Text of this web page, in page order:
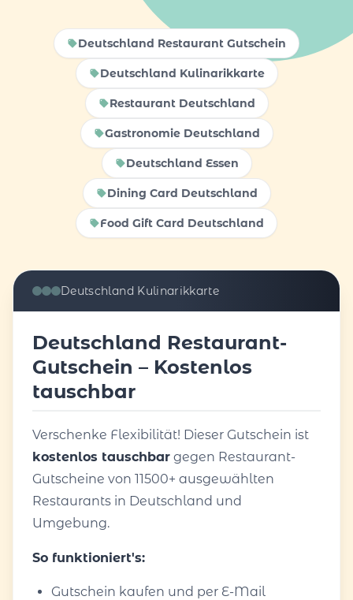
Deutschland Restaurant Gutschein
Deutschland Kulinarikkarte
Restaurant Deutschland
Gastronomie Deutschland
Deutschland Essen
Dining Card Deutschland
Food Gift Card Deutschland
Deutschland Kulinarikkarte
Deutschland Restaurant-
Gutschein – Kostenlos
tauschbar
Verschenke Flexibilität! Dieser Gutschein ist
kostenlos tauschbar gegen Restaurant-
Gutscheine von 11500+ ausgewählten
Restaurants in Deutschland und
Umgebung.
So funktioniert's:
Gutschein kaufen und per E-Mail